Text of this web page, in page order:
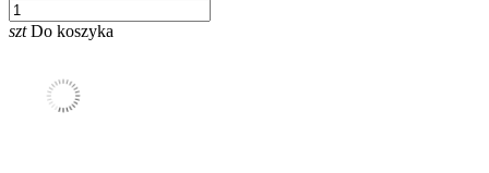
szt Do koszyka